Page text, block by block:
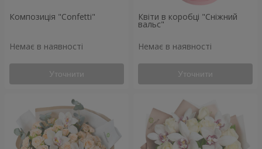
Композиція "Confetti"
Немає в наявності
Уточнити
Квіти в коробці "Сніжний
вальс"
Немає в наявності
Уточнити